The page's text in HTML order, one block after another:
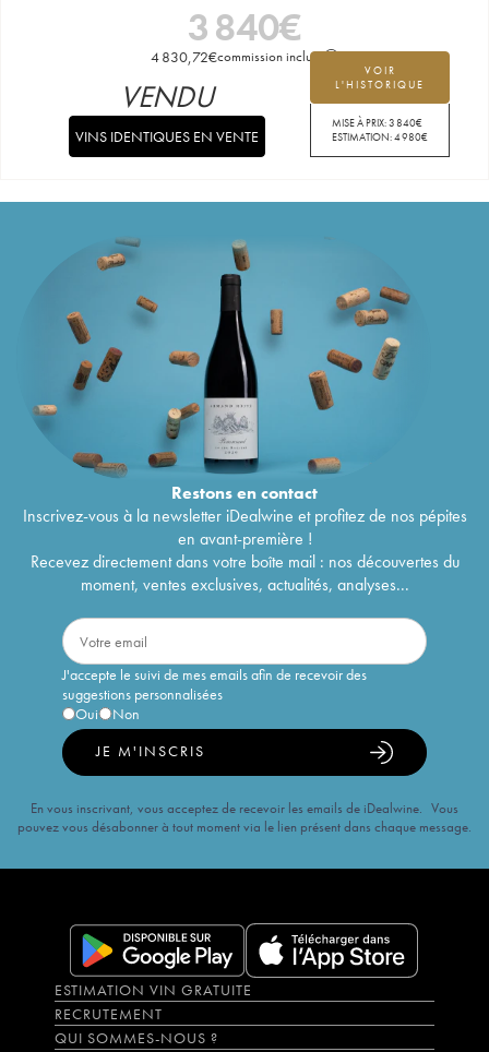
3 840€
4 830,72€commission incluse
VOIR
L'HISTORIQUE
MISE À PRIX:3 840€
ESTIMATION:4 980€
VENDU
VINS IDENTIQUES EN VENTE
Restons encontact
Inscrivez-vous à la newsletter iDealwine et profitez de nos pépites
en avant-première !
Recevez directement dans votre boîte mail : nos découvertes du
moment, ventes exclusives, actualités, analyses...
J'accepte le suivi de mes emails afin de recevoir des
suggestions personnalisées
Oui
Non
JE M'INSCRIS
En vous inscrivant, vous acceptez de recevoir les emails de iDealwine. Vous
pouvez vous désabonner à tout moment via le lien présent dans chaque message.
ESTIMATION VIN GRATUITE
RECRUTEMENT
QUI SOMMES-NOUS ?